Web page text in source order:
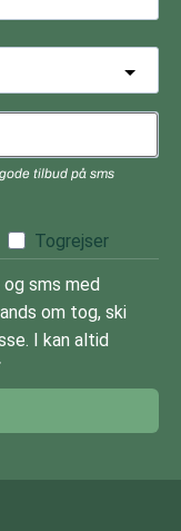
tilbud på sms
Togrejser
sms med
om tog, ski
I kan altid